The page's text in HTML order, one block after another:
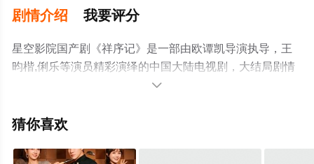
剧情介绍 我要评分
星空影院国产剧《祥序记》是一部由欧谭凯导演执导，王
昀楷,俐乐等演员精彩演绎的中国大陆电视剧，大结局剧情
已揭晓（1-1全集），手机免费观看高清无删减完整版电视
剧、电视猫或剧情网等平台了解。

猜你喜欢